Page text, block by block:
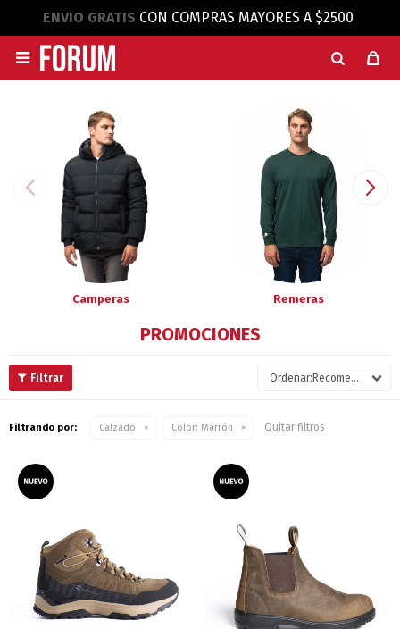
ENVIO GRATIS CON COMPRAS MAYORES A $2500

Camperas Remeras
PROMOCIONES
Recomendados
Filtrando por: Calzado Color: Marrón Quitar filtros